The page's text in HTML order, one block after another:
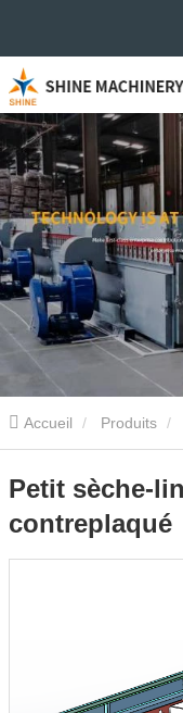
Accueil Produits
de placage Petit
Petit sèche-
contreplaqué